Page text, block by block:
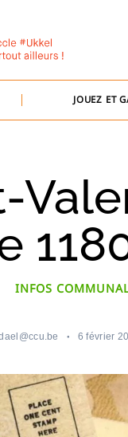
JOUEZ ET
INFOS
6 février